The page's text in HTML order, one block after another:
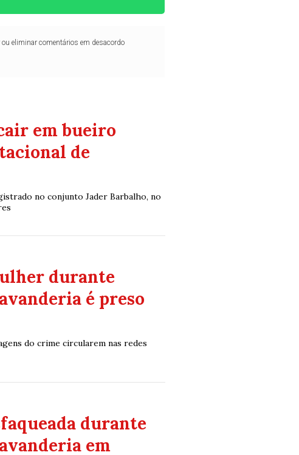
eliminar comentários em desacordo
em bueiro
de
no conjunto Jader Barbalho, no
durante
é preso
do crime circularem nas redes
durante
em